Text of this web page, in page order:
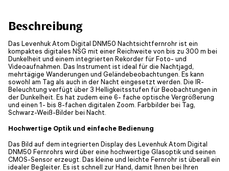
Beschreibung
Das Levenhuk Atom Digital DNM50 Nachtsichtfernrohr ist ein
kompaktes digitales NSG mit einer Reichweite von bis zu 300 m bei
Dunkelheit und einem integrierten Rekorder für Foto- und
Videoaufnahmen. Das Instrument ist ideal für die Nachtjagd,
mehrtägige Wanderungen und Geländebeobachtungen. Es kann
sowohl am Tag als auch in der Nacht eingesetzt werden. Die IR-
Beleuchtung verfügt über 3 Helligkeitsstufen für Beobachtungen in
der Dunkelheit. Es hat zudem eine 6- fache optische Vergrößerung
und einen 1- bis 8-fachen digitalen Zoom. Farbbilder bei Tag,
Schwarz-Weiß-Bilder bei Nacht.
Hochwertige Optik und einfache Bedienung
Das Bild auf dem integrierten Display des Levenhuk Atom Digital
DNM50 Fernrohrs wird über eine hochwertige Glasoptik und seinen
CMOS-Sensor erzeugt. Das kleine und leichte Fernrohr ist überall ein
idealer Begleiter. Es ist schnell zur Hand, damit Ihnen bei Ihren